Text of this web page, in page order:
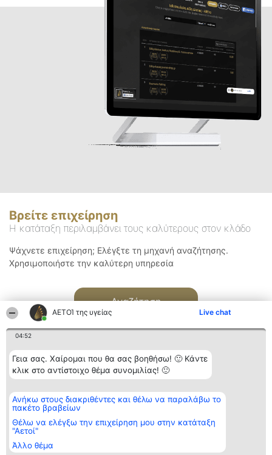
ΑΕΤΟΊ της υγείας Live chat
04:52
Γεια σας. Χαίρομαι που θα σας βοηθήσω! 🙂 Κάντε
κλικ στο αντίστοιχο θέμα συνομιλίας! 🙂
Ανήκω στους διακριθέντες και θέλω να παραλάβω το
πακέτο βραβείων
Θέλω να ελέγξω την επιχείρηση μου στην κατάταξη
"Αετοί"
Άλλο θέμα
Βρείτε επιχείρηση
Η κατάταξη περιλαμβάνει τους καλύτερους στον κλάδο
Ψάχνετε επιχείρηση; Ελέγξτε τη μηχανή αναζήτησης.
Χρησιμοποιήστε την καλύτερη υπηρεσία
Αναζήτηση
Διοργανωτής της
κατάταξης
BEAUTIFUL COMPANY
ΤΗΛ. ΕΠΙΚΟΙΝΩΝΙΑΣ:
2104128019
email:
aetoi@beautifulcompany.co
Κατάταξη
Διακριθέντες
των
διακριθέντων
Επικοινωνία
Επικοινωνία